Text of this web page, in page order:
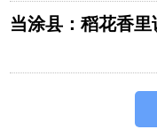
当涂县：稻花香里